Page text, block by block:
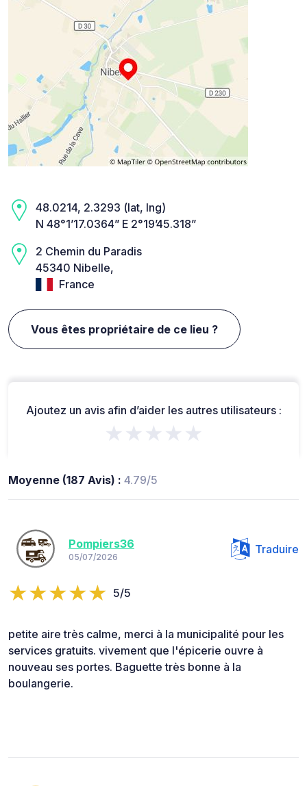
48.0214, 2.3293 (lat, lng)
N 48°1’17.0364” E 2°19’45.318”
2 Chemin du Paradis
45340 Nibelle,
France
Vous êtes propriétaire de ce lieu ?
Ajoutez un avis afin d’aider les autres utilisateurs :
★★★★★
Moyenne (187 Avis) : 4.79/5
Pompiers36
05/07/2026
Traduire
5/5
petite aire très calme, merci à la municipalité pour les
services gratuits. vivement que l'épicerie ouvre à
nouveau ses portes. Baguette très bonne à la
boulangerie.